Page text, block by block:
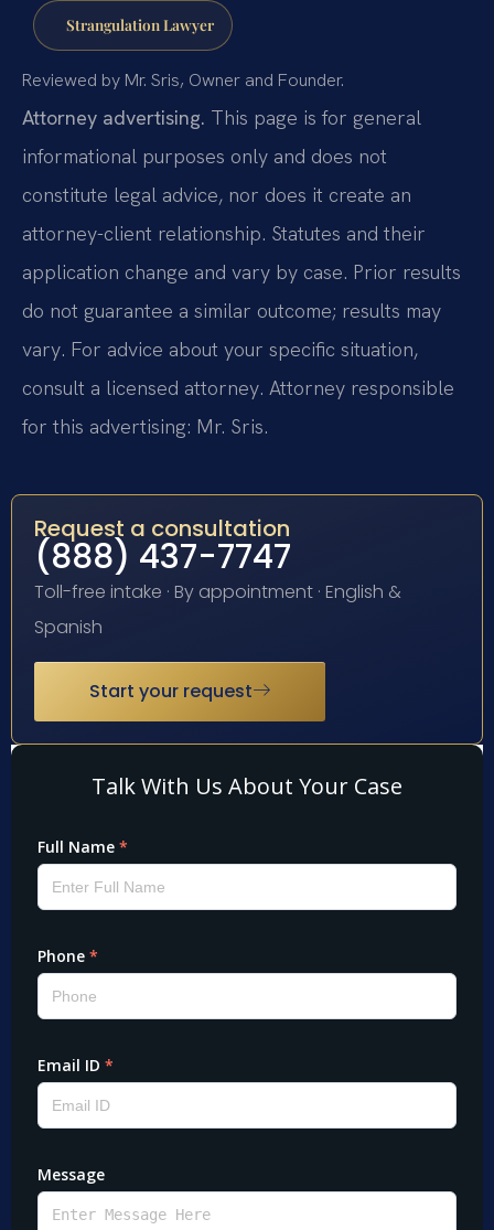
Strangulation Lawyer
Reviewed by Mr. Sris, Owner and Founder.
Attorney advertising. This page is for general
informational purposes only and does not
constitute legal advice, nor does it create an
attorney-client relationship. Statutes and their
application change and vary by case. Prior results
do not guarantee a similar outcome; results may
vary. For advice about your specific situation,
consult a licensed attorney. Attorney responsible
for this advertising: Mr. Sris.
Request a consultation
(888) 437-7747
Toll-free intake · By appointment · English &
Spanish
Start your request